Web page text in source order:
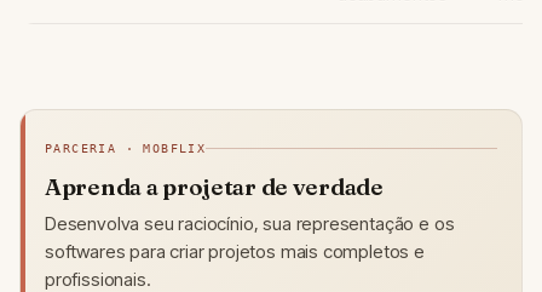
PARCERIA · MOBFLIX
Aprenda a projetar de verdade
Desenvolva seu raciocínio, sua representação e os
softwares para criar projetos mais completos e
profissionais.